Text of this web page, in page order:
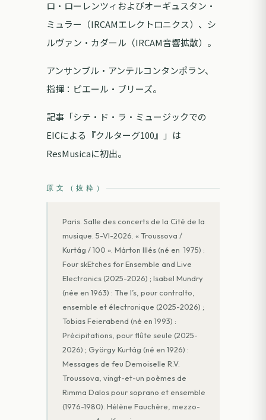
ロ・ローレンツィおよびオーギュスタン・
ミュラー（IRCAMエレクトロニクス）、シ
ルヴァン・カダール（IRCAM音響拡散）。
アンサンブル・アンテルコンタンポラン、
指揮：ピエール・ブリーズ。
記事「シテ・ド・ラ・ミュージックでの
EICによる『クルターグ100』」は
ResMusicaに初出。
原文（抜粋）
Paris. Salle des concerts de la Cité de la
musique. 5-VI-2026. « Troussova /
Kurtág / 100 ». Márton Illés (né en 1975) :
Four skEtches for Ensemble and Live
Electronics (2025-2026) ; Isabel Mundry
(née en 1963) : The I’s, pour contralto,
ensemble et électronique (2025-2026) ;
Tobias Feierabend (né en 1993) :
Précipitations, pour flûte seule (2025-
2026) ; György Kurtág (né en 1926) :
Messages de feu Demoiselle R.V.
Troussova, vingt-et-un poèmes de
Rimma Dalos pour soprano et ensemble
(1976-1980). Hélène Fauchère, mezzo-